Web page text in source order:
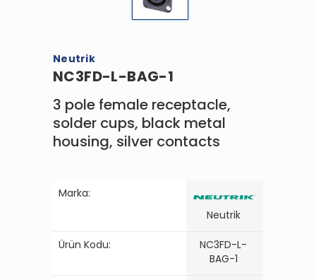
Neutrik
NC3FD-L-BAG-1
3 pole female receptacle,
solder cups, black metal
housing, silver contacts
Marka:
Neutrik
Ürün Kodu:
NC3FD-L-
BAG-1